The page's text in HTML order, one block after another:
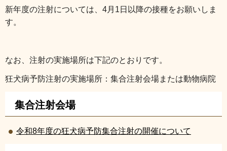
新年度の注射については、4月1日以降の接種をお願いしま
す。
なお、注射の実施場所は下記のとおりです。
狂犬病予防注射の実施場所：集合注射会場または動物病院
集合注射会場
令和8年度の狂犬病予防集合注射の開催について